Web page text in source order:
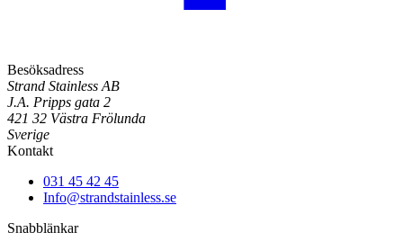
Besöksadress
Strand Stainless AB
J.A. Pripps gata 2
421 32 Västra Frölunda
Sverige
Kontakt
031 45 42 45
Info@strandstainless.se
Snabblänkar